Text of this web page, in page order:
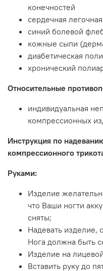
конечностей
сердечная
синий болевой
кожные сыпи
диабетическая
хронический
Относительные
индивидуальная
компрессионных
Инструкция по
компрессионного
Руками:
Изделие
что Ваши ногти
сняты;
Надевать изделие,
Нога должна быть
Изделие на
Вставить руку до